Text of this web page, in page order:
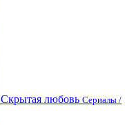
Скрытая любовь Сериалы /